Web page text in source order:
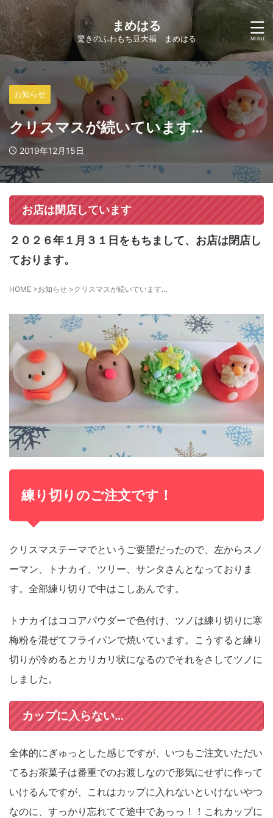
まめはる
驚きのふわもち豆大福 まめはる
お知らせ
クリスマスが続いています…
2019年12月15日
お店は閉店しています
２０２６年１月３１日をもちまして、お店は閉店し
ております。
HOME >お知らせ >クリスマスが続いています…
練り切りのご注文です！
クリスマステーマでというご要望だったので、左からスノ
ーマン、トナカイ、ツリー、サンタさんとなっておりま
す。全部練り切りで中はこしあんです。
トナカイはココアパウダーで色付け、ツノは練り切りに寒
梅粉を混ぜてフライパンで焼いています。こうすると練り
切りが冷めるとカリカリ状になるのでそれをさしてツノに
しました。
カップに入らない…
全体的にぎゅっとした感じですが、いつもご注文いただい
てるお茶菓子は番重でのお渡しなので形気にせずに作って
いけるんですが、これはカップに入れないといけないやつ
なのに、すっかり忘れてて途中であっっ！！これカップに